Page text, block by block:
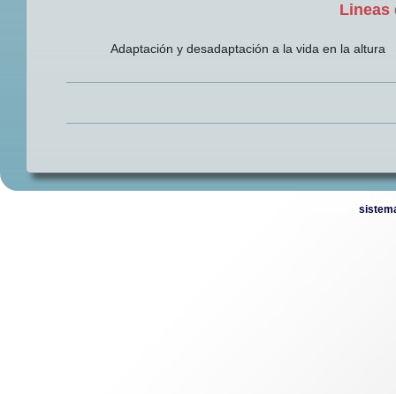
Lineas
Adaptación y desadaptación a la vida en la altura